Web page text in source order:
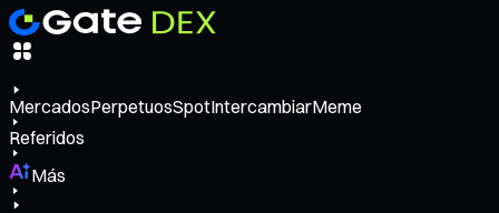
MercadosPerpetuosSpotIntercambiarMeme
Referidos
Más